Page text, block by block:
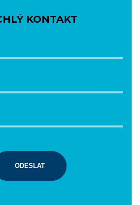
KONTAKT
ODESLAT